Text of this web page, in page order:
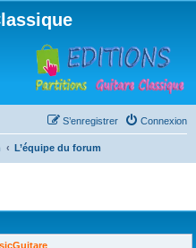
Connexion
S’enregistrer
L’équipe du forum